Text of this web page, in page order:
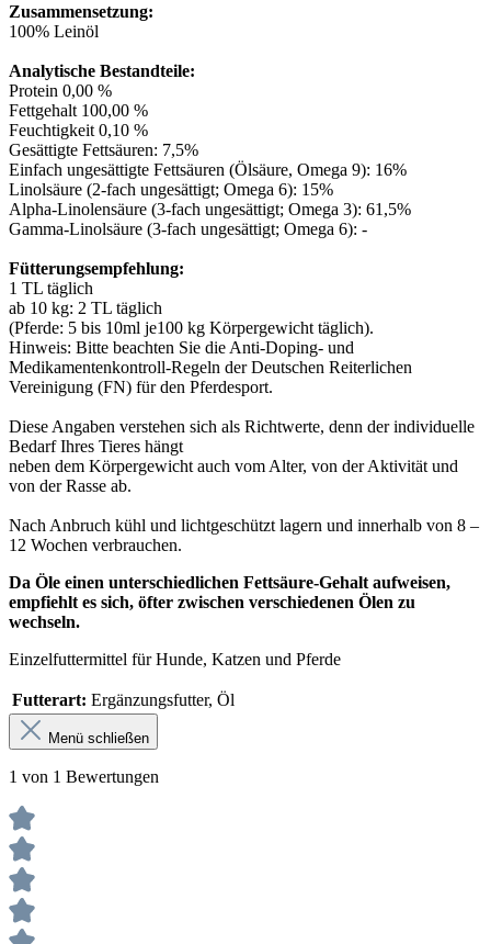
Zusammensetzung:
100% Leinöl
Analytische Bestandteile:
Protein 0,00 %
Fettgehalt 100,00 %
Feuchtigkeit 0,10 %
Gesättigte Fettsäuren: 7,5%
Einfach ungesättigte Fettsäuren (Ölsäure, Omega 9): 16%
Linolsäure (2-fach ungesättigt; Omega 6): 15%
Alpha-Linolensäure (3-fach ungesättigt; Omega 3): 61,5%
Gamma-Linolsäure (3-fach ungesättigt; Omega 6): -
Fütterungsempfehlung:
1 TL täglich
ab 10 kg: 2 TL täglich
(Pferde: 5 bis 10ml je100 kg Körpergewicht täglich).
Hinweis: Bitte beachten Sie die Anti-Doping- und
Medikamentenkontroll-Regeln der Deutschen Reiterlichen
Vereinigung (FN) für den Pferdesport.
Diese Angaben verstehen sich als Richtwerte, denn der individuelle
Bedarf Ihres Tieres hängt
neben dem Körpergewicht auch vom Alter, von der Aktivität und
von der Rasse ab.
Nach Anbruch kühl und lichtgeschützt lagern und innerhalb von 8 –
12 Wochen verbrauchen.
Da Öle einen unterschiedlichen Fettsäure-Gehalt aufweisen,
empfiehlt es sich, öfter zwischen verschiedenen Ölen zu
wechseln.
Einzelfuttermittel für Hunde, Katzen und Pferde
Futterart: Ergänzungsfutter, Öl
Menü schließen
1 von 1 Bewertungen